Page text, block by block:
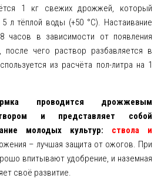
1 кг свежих дрожжей, который
5 л тёплой воды (+50 °С). Настаивание
часов в зависимости от появления
после чего раствор разбавляется в
из расчёта пол-литра на 1
проводится дрожжевым
и представляет собой
молодых культур: ствола и
– лучшая защита от ожогов. При
впитывают удобрение, и наземная
своё развитие.